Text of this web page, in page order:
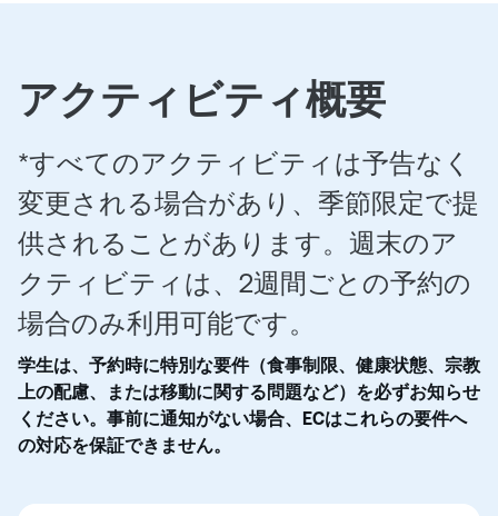
アクティビティ概要
*すべてのアクティビティは予告なく
変更される場合があり、季節限定で提
供されることがあります。 週末のア
クティビティは、2週間ごとの予約の
場合のみ利用可能です。
学生は、予約時に特別な要件（食事制限、健康状態、宗教
上の配慮、または移動に関する問題など）を必ずお知らせ
ください。事前に通知がない場合、ECはこれらの要件へ
の対応を保証できません。